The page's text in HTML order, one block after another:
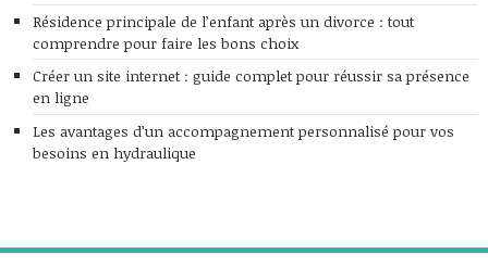
Résidence principale de l’enfant après un divorce : tout
comprendre pour faire les bons choix
Créer un site internet : guide complet pour réussir sa présence
en ligne
Les avantages d’un accompagnement personnalisé pour vos
besoins en hydraulique